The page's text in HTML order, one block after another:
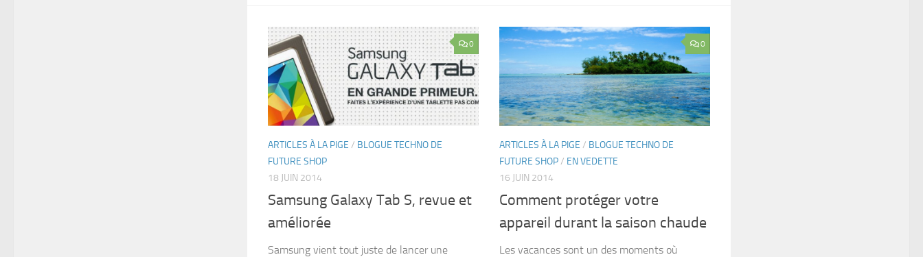
0
ARTICLES À LA PIGE / BLOGUE TECHNO DE
FUTURE SHOP
18 JUIN 2014
Samsung Galaxy Tab S, revue et
améliorée
Samsung vient tout juste de lancer une
0
ARTICLES À LA PIGE / BLOGUE TECHNO DE
FUTURE SHOP/ EN VEDETTE
16 JUIN 2014
Comment protéger votre
appareil durant la saison chaude
Les vacances sont un des moments où